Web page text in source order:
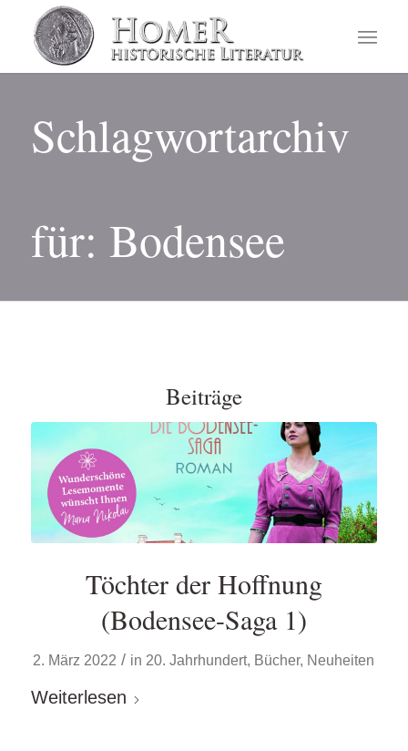
Schlagwortarchiv
für: Bodensee
Beiträge
Töchter der Hoffnung
(Bodensee-Saga 1)
2. März 2022 / in 20. Jahrhundert, Bücher, Neuheiten
Weiterlesen